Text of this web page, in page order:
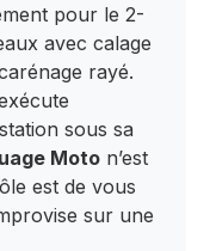
pour le 2-
avec calage
rayé.
sous sa
Moto n’est
est de vous
sur une